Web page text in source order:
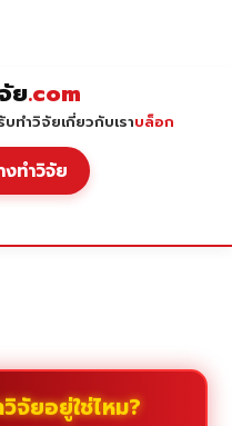
ย.com
บทำวิจัยเกี่ยวกับเราบล็อก
ทำวิจัย
จัยอยู่ใช่ไหม?